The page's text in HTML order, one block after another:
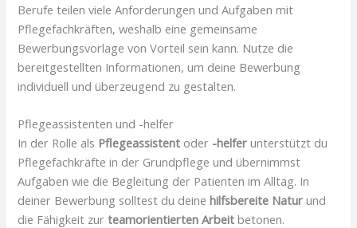
Berufe teilen viele Anforderungen und Aufgaben mit
Pflegefachkräften, weshalb eine gemeinsame
Bewerbungsvorlage von Vorteil sein kann. Nutze die
bereitgestellten Informationen, um deine Bewerbung
individuell und überzeugend zu gestalten.
Pflegeassistenten und -helfer
In der Rolle als Pflegeassistent oder -helfer unterstützt du
Pflegefachkräfte in der Grundpflege und übernimmst
Aufgaben wie die Begleitung der Patienten im Alltag. In
deiner Bewerbung solltest du deinehilfsbereite Natur und
die Fähigkeit zurteamorientierten Arbeit betonen.